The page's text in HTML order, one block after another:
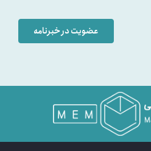
عضویت در خبرنامه